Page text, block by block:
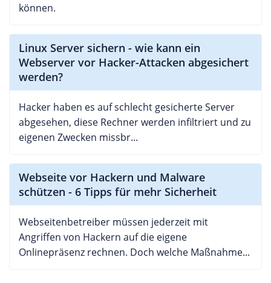
können.
Linux Server sichern - wie kann ein
Webserver vor Hacker-Attacken abgesichert
werden?
Hacker haben es auf schlecht gesicherte Server
abgesehen, diese Rechner werden infiltriert und zu
eigenen Zwecken missbr...
Webseite vor Hackern und Malware
schützen - 6 Tipps für mehr Sicherheit
Webseitenbetreiber müssen jederzeit mit
Angriffen von Hackern auf die eigene
Onlinepräsenz rechnen. Doch welche Maßnahme...